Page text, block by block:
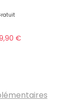
€